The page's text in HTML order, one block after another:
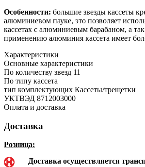
Особенности: большие звезды кассеты
алюминиевом пауке, это позволяет
кассетах с алюминиевым барабаном, а
применению алюминия кассета имеет
Характеристики
Основные характеристики
По количеству звезд 11
По типу кассета
тип комплектующих Кассеты/трещетки
УКТВЭД 8712003000
Оплата и доставка
Доставка
Розница:
Доставка осуществляется